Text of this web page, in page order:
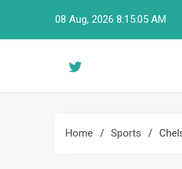
08 Aug, 2026 8:15:06 AM
Home Sports